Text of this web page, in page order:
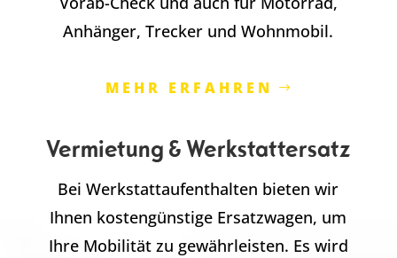
Anhänger, Trecker und Wohnmobil.
MEHR ERFAHREN
Vermietung & Werkstattersatz
Bei Werkstattaufenthalten bieten wir
Ihnen kostengünstige Ersatzwagen, um
Ihre Mobilität zu gewährleisten. Es wird